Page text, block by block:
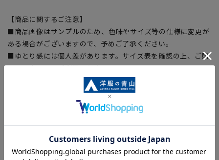
【商品に関するご注意】
■商品画像はサンプルのため、色味やサイズ等の仕様に変更が
ある場合がございますので、予めご了承ください。
■ゆとり感には個人差があります。サイズ表を確認の上、ご購
入の目安としてご利用ください。
■生地や仕様・デザインにより、着用感や実際のサイズ表に若
干の誤差が生じる場合がございます。予めご了承ください。
■サイズスペックは仕上がりサイズを記載しております。一
部、商品現物におすすめサイズ(ヌードサイズ)を記載している
商品もございます。
■ブラウザやお使いのモニター環境、また撮影時の室内外の光
加減により、実際の商品と掲載画像の色味が異なる場合がござ